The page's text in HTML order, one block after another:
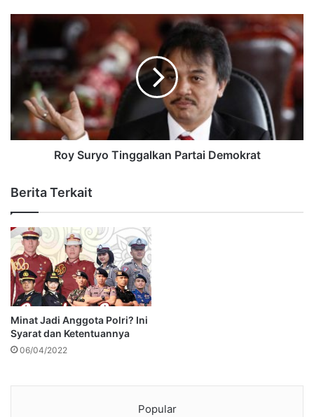
Roy Suryo Tinggalkan Partai Demokrat
Berita Terkait
Minat Jadi Anggota Polri? Ini
Syarat dan Ketentuannya
06/04/2022
Popular